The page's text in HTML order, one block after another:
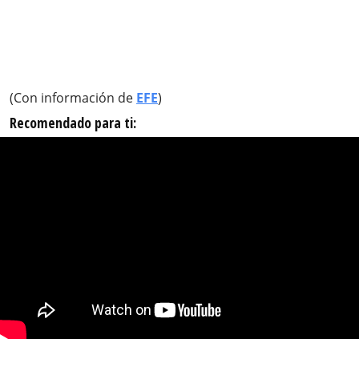
(Con información de EFE)
Recomendado para ti: